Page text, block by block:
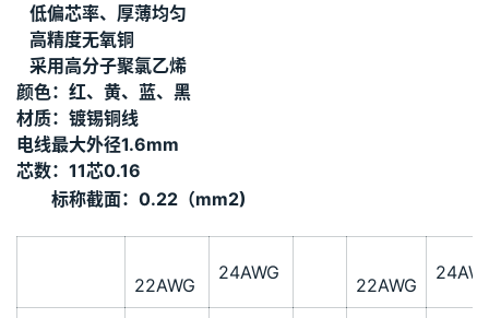
低偏芯率、厚薄均匀
高精度无氧铜
采用高分子聚氯乙烯
颜色：红、黄、蓝、黑
材质：镀锡铜线
电线最大外径1.6mm
芯数：11芯0.16
标称截面：0.22（mm2)
22AWG
24AWG
22AWG